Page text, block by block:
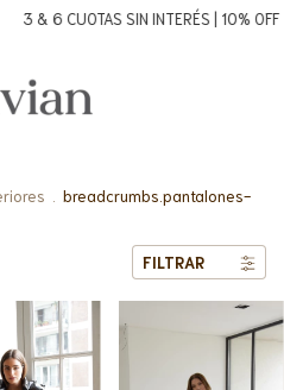
SIN INTERÉS | 10% OFF
breadcrumbs.pantalones-
FILTRAR